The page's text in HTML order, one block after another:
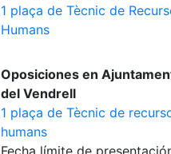
1 plaça de Tècnic de
Humans
Oposiciones en
del Vendrell
1 plaça de Tècnic de
humans
Fecha límite de